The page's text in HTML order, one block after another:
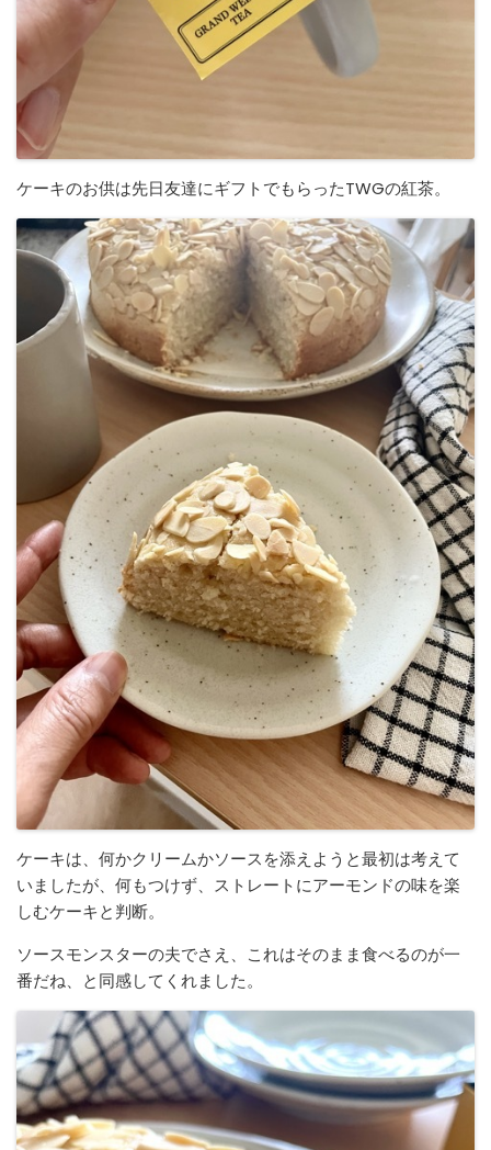
ケーキのお供は先日友達にギフトでもらったTWGの紅茶。
ケーキは、何かクリームかソースを添えようと最初は考えて
いましたが、何もつけず、ストレートにアーモンドの味を楽
しむケーキと判断。
ソースモンスターの夫でさえ、これはそのまま食べるのが一
番だね、と同感してくれました。